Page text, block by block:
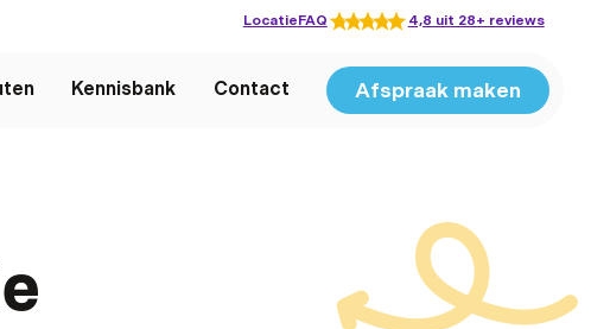
LocatieFAQ 4,8 uit 28+ reviews
Kennisbank Contact Afspraak maken